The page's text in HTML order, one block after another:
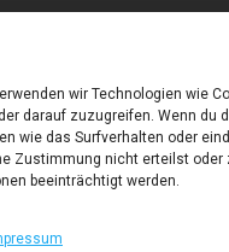
wir Technologien wie
darauf zuzugreifen. Wenn du
wie das Surfverhalten oder
Zustimmung nicht erteilst oder
beeinträchtigt werden.